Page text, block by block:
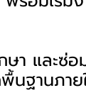
า และซ่อ
นฐานภาย